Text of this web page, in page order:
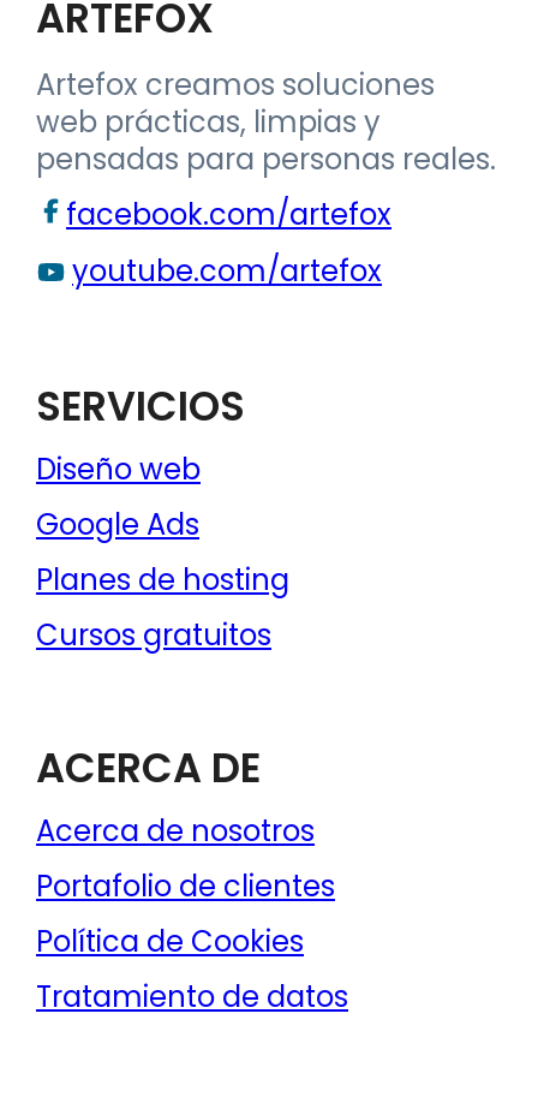
Artefox creamos soluciones
pensadas para personas reales.
facebook.com/artefox
youtube.com/artefox
Diseño web
Google Ads
Planes de hosting
Cursos gratuitos
Acerca de nosotros
Portafolio de clientes
Política de Cookies
Tratamiento de datos